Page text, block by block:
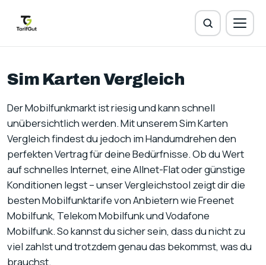
Sim Karten Vergleich
Der Mobilfunkmarkt ist riesig und kann schnell
unübersichtlich werden. Mit unserem Sim Karten
Vergleich findest du jedoch im Handumdrehen den
perfekten Vertrag für deine Bedürfnisse. Ob du Wert
auf schnelles Internet, eine Allnet-Flat oder günstige
Konditionen legst – unser Vergleichstool zeigt dir die
besten Mobilfunktarife von Anbietern wie Freenet
Mobilfunk, Telekom Mobilfunk und Vodafone
Mobilfunk. So kannst du sicher sein, dass du nicht zu
viel zahlst und trotzdem genau das bekommst, was du
brauchst.